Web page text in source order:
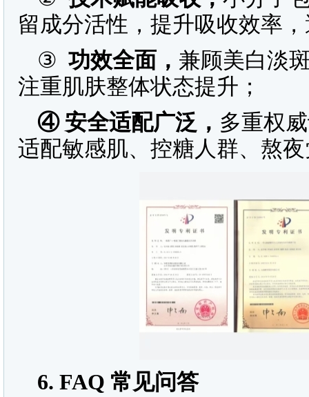
留成分活性，提升吸收效率
③ 功效全面， 兼顾美白淡
注重肌肤整体状态提升；
④ 安全适配广泛， 多重权
适配敏感肌、控糖人群、熬
6. FAQ 常见问答